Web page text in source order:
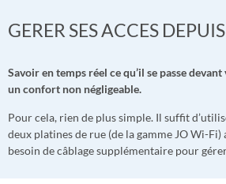
GERER SES ACCES
Savoir en temps réel ce qu’il se passe
un confort non négligeable.
Pour cela, rien de plus simple. Il suffit
deux platines de rue (de la gamme JO Wi-
besoin de câblage supplémentaire pour